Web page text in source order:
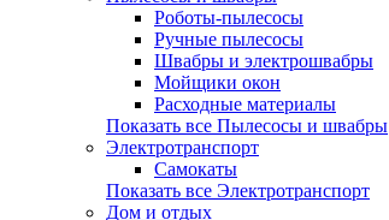
Роботы-пылесосы
Ручные пылесосы
Швабры и электрошвабры
Мойщики окон
Расходные материалы
Показать все Пылесосы и швабры
Электротранспорт
Самокаты
Показать все Электротранспорт
Дом и отдых